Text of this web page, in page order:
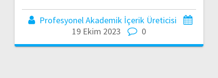
Profesyonel Akademik İçerik Üreticisi
19 Ekim 2023
0